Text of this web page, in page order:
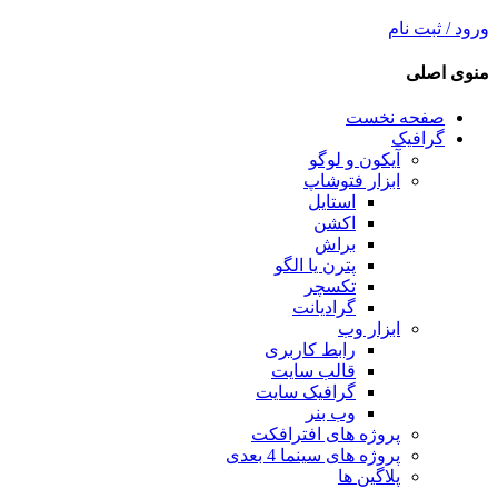
ورود / ثبت نام
منوی اصلی
صفحه نخست
گرافیک
آیکون و لوگو
ابزار فتوشاپ
استایل
اکشن
براش
پترن یا الگو
تکسچر
گرادیانت
ابزار وب
رابط کاربری
قالب سایت
گرافیک سایت
وب بنر
پروژه های افترافکت
پروژه های سینما 4 بعدی
پلاگین ها